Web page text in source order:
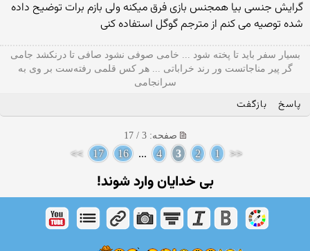
گرایش جنسی بیا همجنس بازی فرق میكنه ولی بازم برات توضیح داده
شده توصیه می كنم از مترجم گوگل استفاده كنی
بسیار سفر باید تا پخته شود ... خامی صوفی نشود صافی تا درنکشد جامی
گر پیر مناجاتست ور رند خراباتی ... هر کس قلمی رفته‌ست بر وی به
سرانجامی
پاسخ بازگفت
صفحه: 3 / 17
<<
1
2
3
4
...
16
17
>>
بی خدایان وارد شوند!